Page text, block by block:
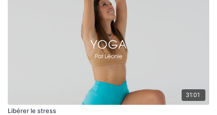
31:01
Libérer le stress